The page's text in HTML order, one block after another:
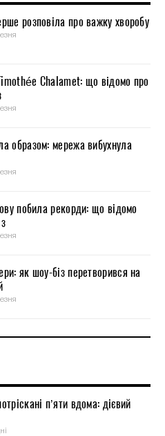
розповіла про важку хворобу
Chalamet: що відомо про
образом: мережа вибухнула
побила рекорди: що відомо
як шоу-біз перетворився на
п’яти вдома: дієвий